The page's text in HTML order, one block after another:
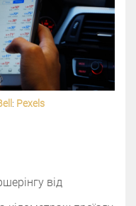
: Pexels
від